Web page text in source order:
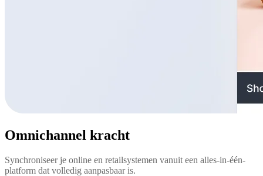
Omnichannel kracht
Synchroniseer je online en retailsystemen vanuit een alles-in-één-
platform dat volledig aanpasbaar is.